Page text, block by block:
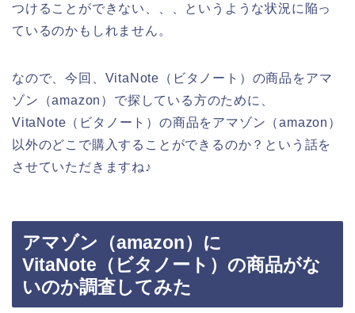
つけることができない、、、というような状況に陥っ
ているのかもしれません。
なので、今回、VitaNote（ビタノート）の商品をアマ
ゾン（amazon）で探している方のために、
VitaNote（ビタノート）の商品をアマゾン（amazon）
以外のどこで購入することができるのか？という話を
させていただきますね♪
アマゾン（amazon）に
VitaNote（ビタノート）の商品がな
いのか調査してみた